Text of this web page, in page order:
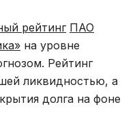
рейтинг ПАО
на уровне
Рейтинг
ликвидностью, а
долга на фоне